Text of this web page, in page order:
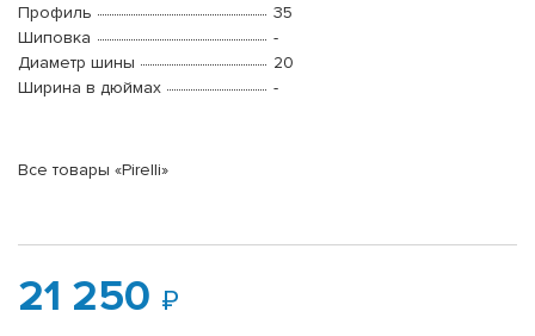
Профиль
35
Шиповка
-
Диаметр шины
20
Ширина в дюймах
-
Все товары «Pirelli»
21 250